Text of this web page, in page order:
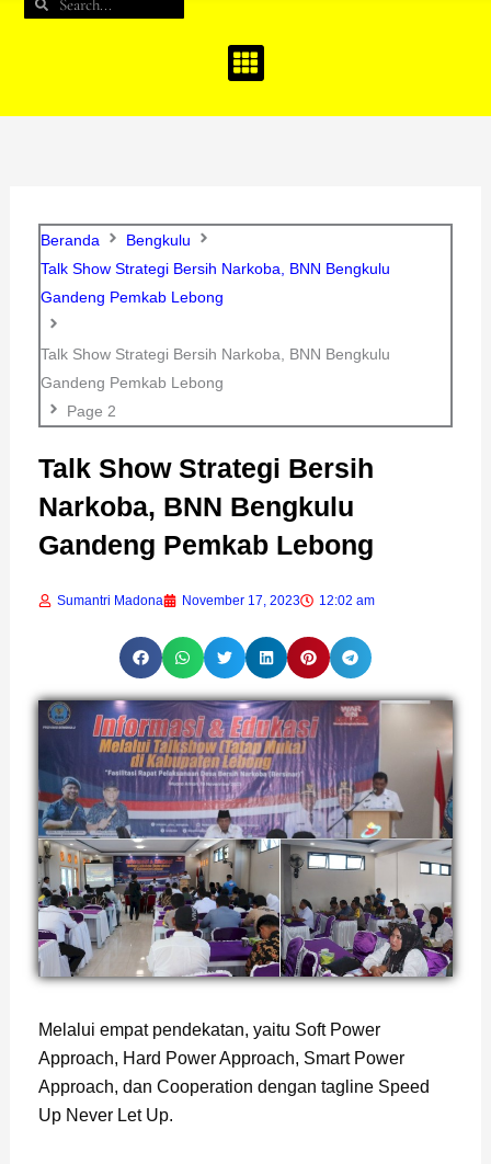
Beranda
Bengkulu
Talk Show Strategi Bersih Narkoba, BNN Bengkulu
Gandeng Pemkab Lebong
Talk Show Strategi Bersih Narkoba, BNN Bengkulu
Gandeng Pemkab Lebong
Page 2
Talk Show Strategi Bersih
Narkoba, BNN Bengkulu
Gandeng Pemkab Lebong
Sumantri Madona November 17, 2023 12:02 am
Melalui empat pendekatan, yaitu Soft Power
Approach, Hard Power Approach, Smart Power
Approach, dan Cooperation dengan tagline Speed
Up Never Let Up.
Page
, Page
, Page